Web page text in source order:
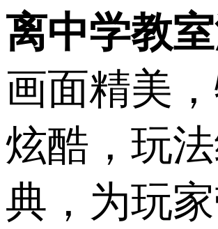
离中学教
画面精美
炫酷，玩
典，为玩